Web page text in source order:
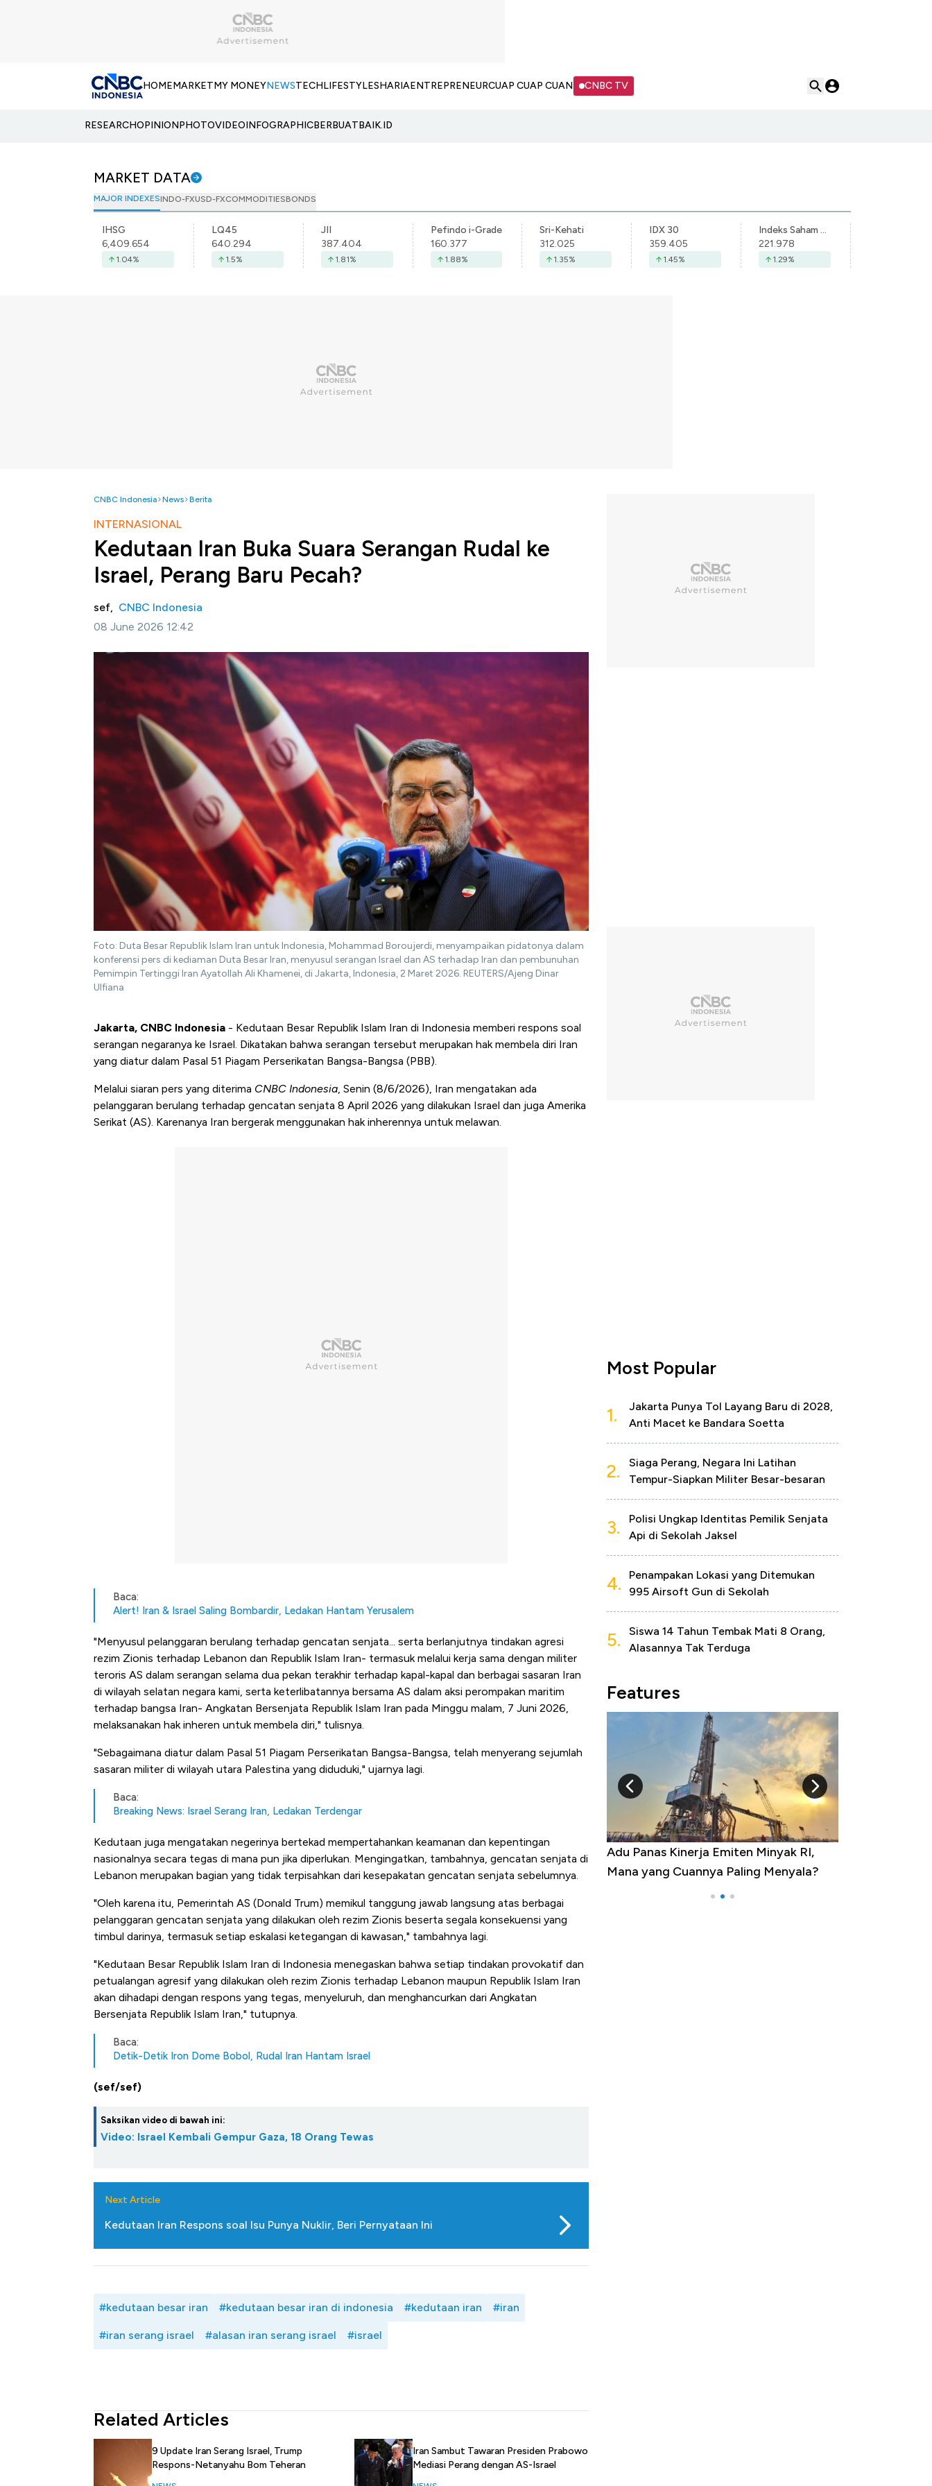
HOMEMARKETMY MONEYNEWSTECHLIFESTYLESHARIAENTREPRENEURCUAP CUAP CUAN CNBC TV
RESEARCHOPINIONPHOTOVIDEOINFOGRAPHICBERBUATBAIK.ID
MARKET DATA
MAJOR INDEXESINDO-FXUSD-FXCOMMODITIESBONDS
IHSG
6,409.654
1.04%
LQ45
640.294
1.5%
JII
387.404
1.81%
Pefindo i-Grade
160.377
1.88%
Sri-Kehati
312.025
1.35%
IDX 30
359.405
1.45%
Indeks Saham Syariah Indonesia
221.978
1.29%
CNBC Indonesia News Berita
INTERNASIONAL
Kedutaan Iran Buka Suara Serangan Rudal ke
Israel, Perang Baru Pecah?
sef, CNBC Indonesia
08 June 2026 12:42
Foto: Duta Besar Republik Islam Iran untuk Indonesia, Mohammad Boroujerdi, menyampaikan pidatonya dalam
konferensi pers di kediaman Duta Besar Iran, menyusul serangan Israel dan AS terhadap Iran dan pembunuhan
Pemimpin Tertinggi Iran Ayatollah Ali Khamenei, di Jakarta, Indonesia, 2 Maret 2026. REUTERS/Ajeng Dinar
Ulfiana
Jakarta, CNBC Indonesia - Kedutaan Besar Republik Islam Iran di Indonesia memberi respons soal
serangan negaranya ke Israel. Dikatakan bahwa serangan tersebut merupakan hak membela diri Iran
yang diatur dalam Pasal 51 Piagam Perserikatan Bangsa-Bangsa (PBB).
Melalui siaran pers yang diterima CNBC Indonesia, Senin (8/6/2026), Iran mengatakan ada
pelanggaran berulang terhadap gencatan senjata 8 April 2026 yang dilakukan Israel dan juga Amerika
Serikat (AS). Karenanya Iran bergerak menggunakan hak inherennya untuk melawan.
Baca:
Alert! Iran & Israel Saling Bombardir, Ledakan Hantam Yerusalem
"Menyusul pelanggaran berulang terhadap gencatan senjata... serta berlanjutnya tindakan agresi
rezim Zionis terhadap Lebanon dan Republik Islam Iran- termasuk melalui kerja sama dengan militer
teroris AS dalam serangan selama dua pekan terakhir terhadap kapal-kapal dan berbagai sasaran Iran
di wilayah selatan negara kami, serta keterlibatannya bersama AS dalam aksi perompakan maritim
terhadap bangsa Iran- Angkatan Bersenjata Republik Islam Iran pada Minggu malam, 7 Juni 2026,
melaksanakan hak inheren untuk membela diri," tulisnya.
"Sebagaimana diatur dalam Pasal 51 Piagam Perserikatan Bangsa-Bangsa, telah menyerang sejumlah
sasaran militer di wilayah utara Palestina yang diduduki," ujarnya lagi.
Baca:
Breaking News: Israel Serang Iran, Ledakan Terdengar
Kedutaan juga mengatakan negerinya bertekad mempertahankan keamanan dan kepentingan
nasionalnya secara tegas di mana pun jika diperlukan. Mengingatkan, tambahnya, gencatan senjata di
Lebanon merupakan bagian yang tidak terpisahkan dari kesepakatan gencatan senjata sebelumnya.
"Oleh karena itu, Pemerintah AS (Donald Trum) memikul tanggung jawab langsung atas berbagai
pelanggaran gencatan senjata yang dilakukan oleh rezim Zionis beserta segala konsekuensi yang
timbul darinya, termasuk setiap eskalasi ketegangan di kawasan," tambahnya lagi.
"Kedutaan Besar Republik Islam Iran di Indonesia menegaskan bahwa setiap tindakan provokatif dan
petualangan agresif yang dilakukan oleh rezim Zionis terhadap Lebanon maupun Republik Islam Iran
akan dihadapi dengan respons yang tegas, menyeluruh, dan menghancurkan dari Angkatan
Bersenjata Republik Islam Iran," tutupnya.
Baca:
Detik-Detik Iron Dome Bobol, Rudal Iran Hantam Israel
(sef/sef)
Saksikan video di bawah ini:
Video: Israel Kembali Gempur Gaza, 18 Orang Tewas
Next Article
Kedutaan Iran Respons soal Isu Punya Nuklir, Beri Pernyataan Ini
#kedutaan besar iran #kedutaan besar iran di indonesia #kedutaan iran #iran
#iran serang israel #alasan iran serang israel #israel
Related Articles
9 Update Iran Serang Israel, Trump
Respons-Netanyahu Bom Teheran
Iran Sambut Tawaran Presiden Prabowo
Mediasi Perang dengan AS-Israel
Most Popular
1.
Jakarta Punya Tol Layang Baru di 2028,
Anti Macet ke Bandara Soetta
2.
Siaga Perang, Negara Ini Latihan
Tempur-Siapkan Militer Besar-besaran
3.
Polisi Ungkap Identitas Pemilik Senjata
Api di Sekolah Jaksel
4.
Penampakan Lokasi yang Ditemukan
995 Airsoft Gun di Sekolah
5.
Siswa 14 Tahun Tembak Mati 8 Orang,
Alasannya Tak Terduga
Features
Kongo Tutup Keran Ekspor, Harga
Tembaga Terbang ke Zona Berbahaya
Adu Panas Kinerja Emiten Minyak RI,
Mana yang Cuannya Paling Menyala?